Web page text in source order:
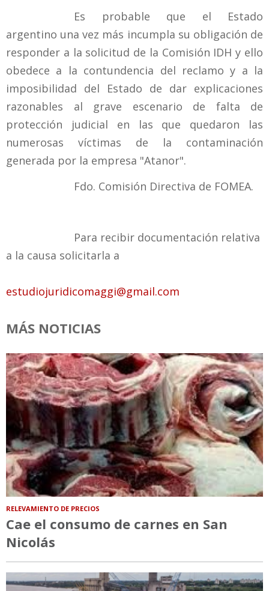
Es probable que el Estado
argentino una vez más incumpla su obligación de
responder a la solicitud de la Comisión IDH y ello
obedece a la contundencia del reclamo y a la
imposibilidad del Estado de dar explicaciones
razonables al grave escenario de falta de
protección judicial en las que quedaron las
numerosas víctimas de la contaminación
generada por la empresa "Atanor".
Fdo. Comisión Directiva de FOMEA.
Para recibir documentación relativa
a la causa solicitarla a
estudiojuridicomaggi@gmail.com
MÁS NOTICIAS
RELEVAMIENTO DE PRECIOS
Cae el consumo de carnes en San
Nicolás